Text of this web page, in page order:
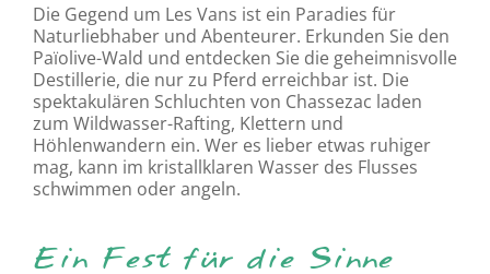
Die Gegend um Les Vans ist ein Paradies für
Naturliebhaber und Abenteurer. Erkunden Sie den
Païolive-Wald und entdecken Sie die geheimnisvolle
Destillerie, die nur zu Pferd erreichbar ist. Die
spektakulären Schluchten von Chassezac laden
zum Wildwasser-Rafting, Klettern und
Höhlenwandern ein. Wer es lieber etwas ruhiger
mag, kann im kristallklaren Wasser des Flusses
schwimmen oder angeln.
Ein Fest für die Sinne